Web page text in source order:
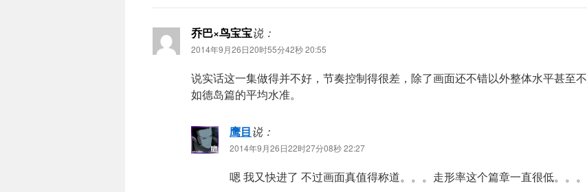
乔巴×鸟宝宝说：
2014年9月26日20时55分42秒 20:55
说实话这一集做得并不好，节奏控制得很差，除了画面还不错以外整体水平甚至不
如德岛篇的平均水准。
鹰目说：
2014年9月26日22时27分08秒 22:27
嗯 我又快进了 不过画面真值得称道。。。走形率这个篇章一直很低。。。